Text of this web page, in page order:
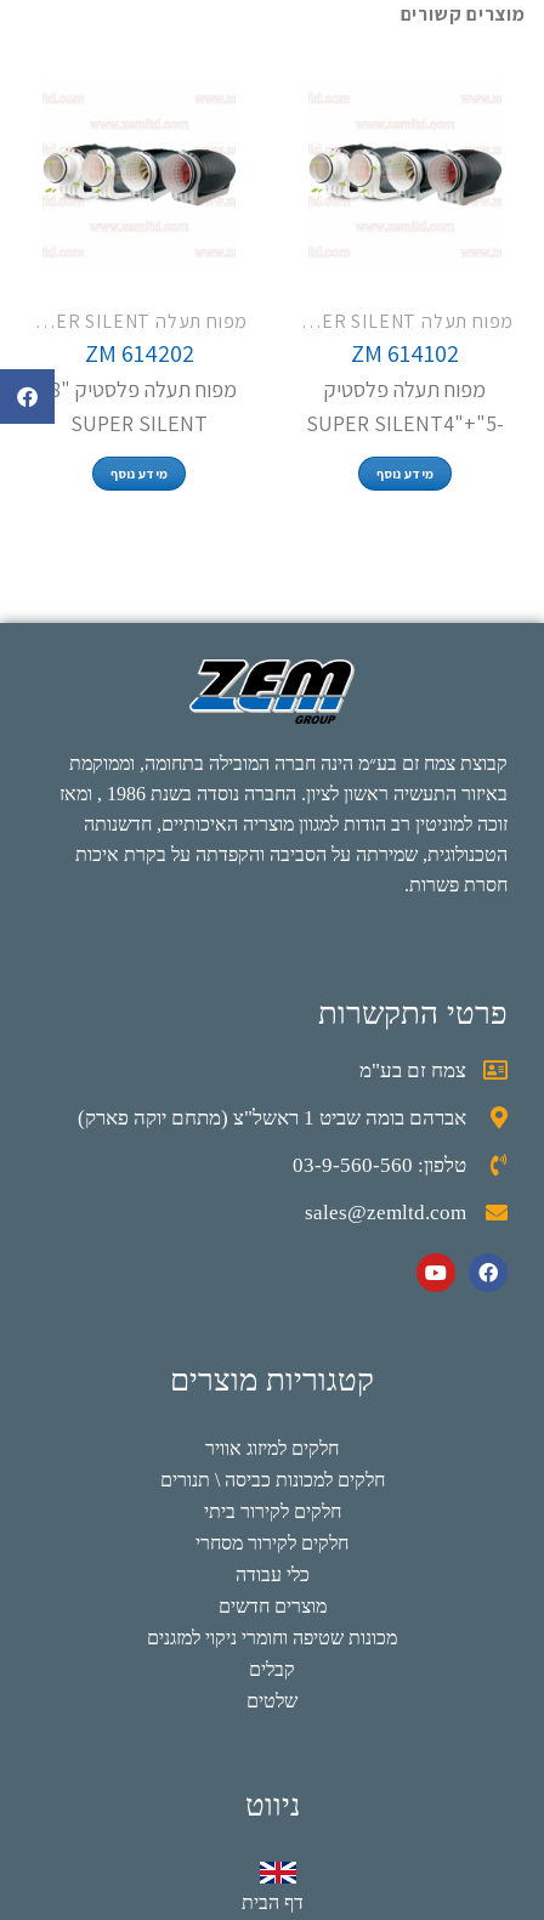
מוצרים קשורים
מפוח תעלה SUPER SILENT
ZM 614102
מפוח תעלה פלסטיק
-5"+"SUPER SILENT4
מידע נוסף
מפוח תעלה SUPER SILENT
ZM 614202
SUPER SILENT
מידע נוסף
קבוצת צמח זם בע״מ הינה חברה המובילה בתחומה, וממוקמת
באיזור התעשיה ראשון לציון. החברה נוסדה בשנת 1986 , ומאז
זוכה למוניטין רב הודות למגוון מוצריה האיכותיים, חדשנותה
הטכנולוגית, שמירתה על הסביבה והקפדתה על בקרת איכות
חסרת פשרות.
פרטי התקשרות
צמח זם בע"מ
אברהם בומה שביט 1 ראשל"צ (מתחם יוקה פארק)
טלפון: 03-9-560-560
sales@zemltd.com
קטגוריות מוצרים
חלקים למיזוג אוויר
חלקים למכונות כביסה \ תנורים
חלקים לקירור ביתי
חלקים לקירור מסחרי
כלי עבודה
מוצרים חדשים
מכונות שטיפה וחומרי ניקוי למזגנים
קבלים
שלטים
ניווט
דף הבית